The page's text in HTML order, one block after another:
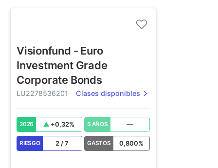
Visionfund - Euro
Investment Grade
Corporate Bonds
LU2278536201 Clases disponibles
2026 +0,32% 5 AÑOS —
RIESGO 2 /7 GASTOS 0,800%